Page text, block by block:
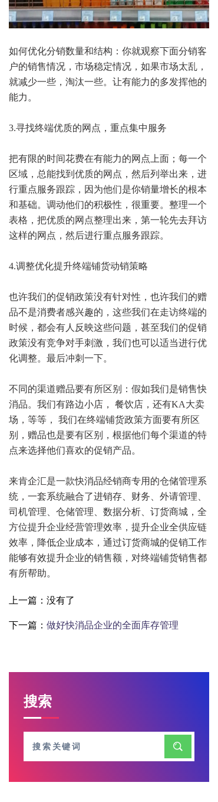
如何优化分销数量和结构：你就观察下面分销客
户的销售情况，市场稳定情况，如果市场太乱，
就减少一些，淘汰一些。让有能力的多发挥他的
能力。
3.寻找终端优质的网点，重点集中服务
把有限的时间花费在有能力的网点上面；每一个
区域，总能找到优质的网点，然后列举出来，进
行重点服务跟踪，因为他们是你销量增长的根本
和基础。调动他们的积极性，很重要。整理一个
表格，把优质的网点整理出来，第一轮先去拜访
这样的网点，然后进行重点服务跟踪。
4.调整优化提升终端铺货动销策略
也许我们的促销政策没有针对性，也许我们的赠
品不是消费者感兴趣的，这些我们在走访终端的
时候，都会有人反映这些问题，甚至我们的促销
政策没有竞争对手刺激，我们也可以适当进行优
化调整。最后冲刺一下。
不同的渠道赠品要有所区别：假如我们是销售快
消品。我们有路边小店， 餐饮店，还有KA大卖
场，等等， 我们在终端铺货政策方面要有所区
别，赠品也是要有区别，根据他们每个渠道的特
点来选择他们喜欢的促销产品。
来肯企汇是一款快消品经销商专用的仓储管理系
统，一套系统融合了进销存、财务、外请管理、
司机管理、仓储管理、数据分析、订货商城，全
方位提升企业经营管理效率，提升企业全供应链
效率，降低企业成本，通过订货商城的促销工作
能够有效提升企业的销售额，对终端铺货销售都
有所帮助。
上一篇：没有了
下一篇： 做好快消品企业的全面库存管理
搜索